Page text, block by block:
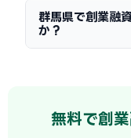
群馬県で創業融
か？
無料で創